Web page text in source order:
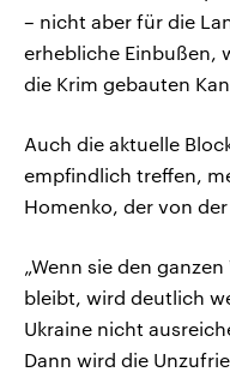
– nicht aber für die
erhebliche Einbußen,
die Krim gebauten
Auch die aktuelle
empfindlich treffen,
Homenko, der von
„Wenn sie den
bleibt, wird deutlich
Ukraine nicht
Dann wird die